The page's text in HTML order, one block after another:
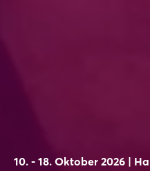
10. - 18. Oktober 2026 |